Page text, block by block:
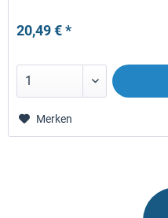
20,49 € *
Merken